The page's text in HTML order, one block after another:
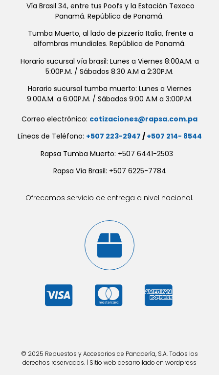
Vía Brasil 34, entre tus Poofs y la Estación Texaco
Panamá. República de Panamá.
Tumba Muerto, al lado de pizzería Italia, frente a
alfombras mundiales. República de Panamá.
Horario sucursal vía brasil: Lunes a Viernes 8:00A.M. a
5:00P.M. / Sábados 8:30 A.M a 2:30P.M.
Horario sucursal tumba muerto: Lunes a Viernes
9:00A.M. a 6:00P.M. / Sábados 9:00 A.M a 3:00P.M.
Correo electrónico: cotizaciones@rapsa.com.pa
Líneas de Teléfono: +507 223-2947 / +507 214- 8544
Rapsa Tumba Muerto: +507 6441-2503
Rapsa Vía Brasil: +507 6225-7784
Ofrecemos servicio de entrega a nivel nacional.
© 2025 Repuestos y Accesorios de Panadería, S.A. Todos los
derechos reservados. | Sitio web desarrollado en wordpress